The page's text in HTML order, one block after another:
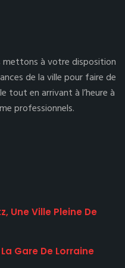
mettons à votre disposition
de la ville pour faire de
tout en arrivant à l’heure à
professionnels.
Une Ville Pleine De
Gare De Lorraine